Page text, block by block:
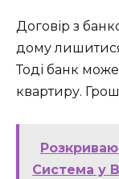
Договір з
дому
Тоді банк
квартиру.
Система у